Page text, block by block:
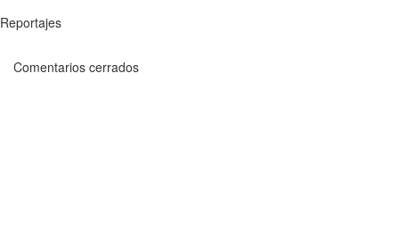
Reportajes
Comentarios cerrados